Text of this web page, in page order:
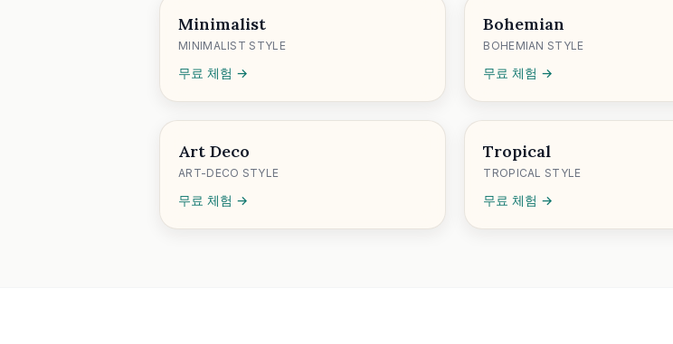
Minimalist
MINIMALIST STYLE
무료 체험 →
Bohemian
BOHEMIAN STYLE
무료 체험 →
Art Deco
ART-DECO STYLE
무료 체험 →
Tropical
TROPICAL STYLE
무료 체험 →